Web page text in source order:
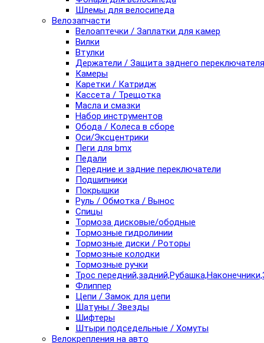
Шлемы для велосипеда
Велозапчасти
Велоаптечки / Заплатки для камер
Вилки
Втулки
Держатели / Защита заднего переключателя
Камеры
Каретки / Катридж
Кассета / Трещотка
Масла и смазки
Набор инструментов
Обода / Колеса в сборе
Оси/Эксцентрики
Пеги для bmx
Педали
Передние и задние переключатели
Подшипники
Покрышки
Руль / Обмотка / Вынос
Спицы
Тормоза дисковые/ободные
Тормозные гидролинии
Тормозные диски / Роторы
Тормозные колодки
Тормозные ручки
Трос
Флиппер
Цепи / Замок для цепи
Шатуны / Звезды
Шифтеры
Штыри подседельные / Хомуты
Велокрепления на авто